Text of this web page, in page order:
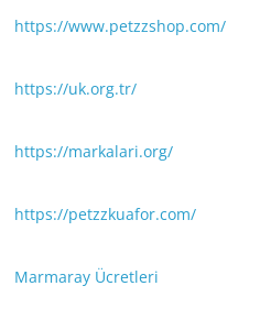
https://www.petzzshop.com/
https://uk.org.tr/
https://markalari.org/
https://petzzkuafor.com/
Marmaray Ücretleri